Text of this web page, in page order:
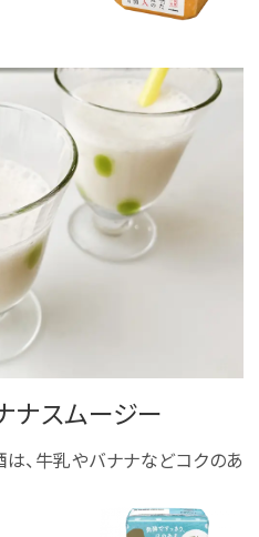
ナスムージー
、牛乳やバナナなどコクのあ